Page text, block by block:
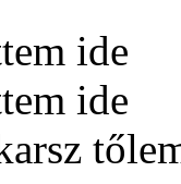
ide
ide